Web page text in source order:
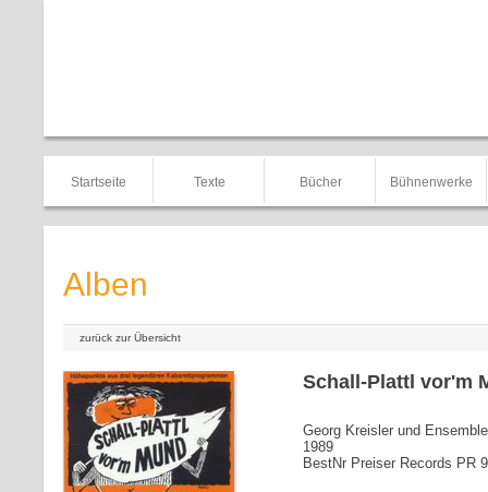
Startseite Texte Bücher Bühnenwerke
Alben
zurück zur Übersicht
Schall-Plattl vor'm
Georg Kreisler und Ensemble
1989
BestNr Preiser Records PR